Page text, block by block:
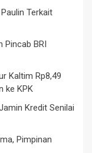
Paulin Terkait
BRI
Kaltim Rp8,49
ke KPK
Kredit Senilai
Pimpinan